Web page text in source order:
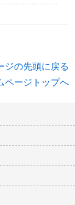
ジの先頭に戻る
ページトップへ